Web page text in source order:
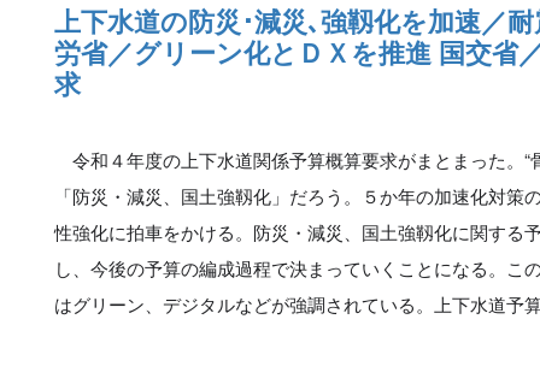
上下水道の防災･減災､強靱化を加速／
労省／グリーン化とＤＸを推進 国交省
求
令和４年度の上下水道関係予算概算要求がまとまった。“
「防災・減災、国土強靱化」だろう。５か年の加速化対
性強化に拍車をかける。防災・減災、国土強靱化に関する
し、今後の予算の編成過程で決まっていくことになる。こ
はグリーン、デジタルなどが強調されている。上下水道予